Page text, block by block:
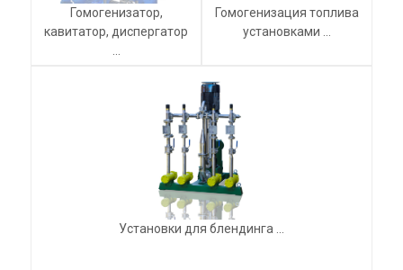
Гомогенизатор,
кавитатор, диспергатор
...
Гомогенизация топлива
установками ...
Установки для блендинга ...